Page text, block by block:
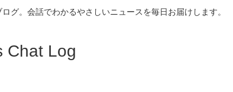
グ。会話でわかるやさしいニュースを毎日お届けします。
Chat Log